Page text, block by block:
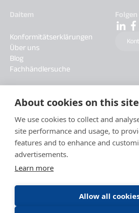
About cookies on this site
We use cookies to collect and
site performance and usage, to
features and to enhance and
advertisements.
Learn more
Allow all
Daitem
Konformitätserklärungen
Über uns
Blog
Fachhändlersuche